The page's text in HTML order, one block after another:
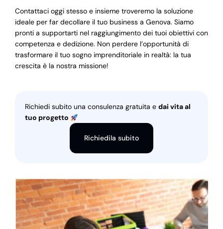
Contattaci oggi stesso e insieme troveremo la soluzione
ideale per far decollare il tuo business a Genova. Siamo
pronti a supportarti nel raggiungimento dei tuoi obiettivi con
competenza e dedizione. Non perdere l’opportunità di
trasformare il tuo sogno imprenditoriale in realtà: la tua
crescita è la nostra missione!
Richiedi subito una consulenza gratuita e dai vita al
tuo progetto
Richiedila subito